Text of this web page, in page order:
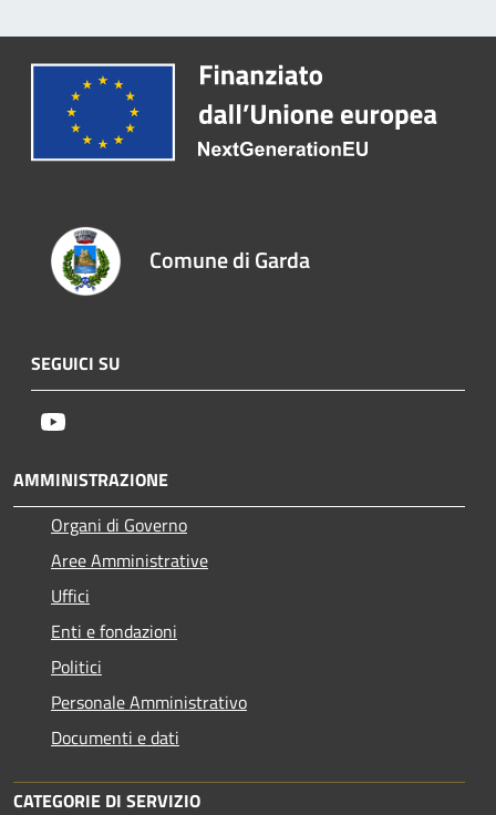
Comune di Garda
SEGUICI SU
AMMINISTRAZIONE
Organi di Governo
Aree Amministrative
Uffici
Enti e fondazioni
Politici
Personale Amministrativo
Documenti e dati
CATEGORIE DI SERVIZIO